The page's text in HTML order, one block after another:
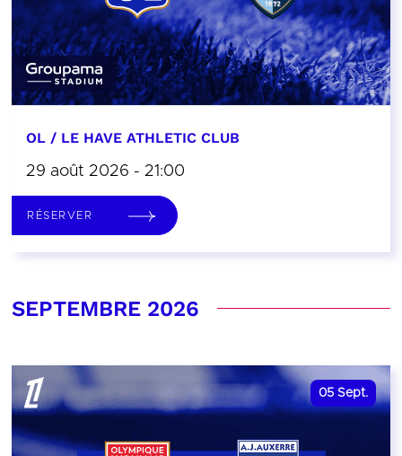
OL / LE HAVE ATHLETIC CLUB
29 août 2026 - 21:00
RÉSERVER
SEPTEMBRE 2026
05 Sept.